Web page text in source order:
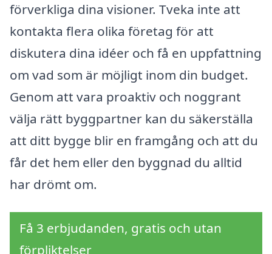
förverkliga dina visioner. Tveka inte att
kontakta flera olika företag för att
diskutera dina idéer och få en uppfattning
om vad som är möjligt inom din budget.
Genom att vara proaktiv och noggrant
välja rätt byggpartner kan du säkerställa
att ditt bygge blir en framgång och att du
får det hem eller den byggnad du alltid
har drömt om.
Få 3 erbjudanden, gratis och utan
förpliktelser